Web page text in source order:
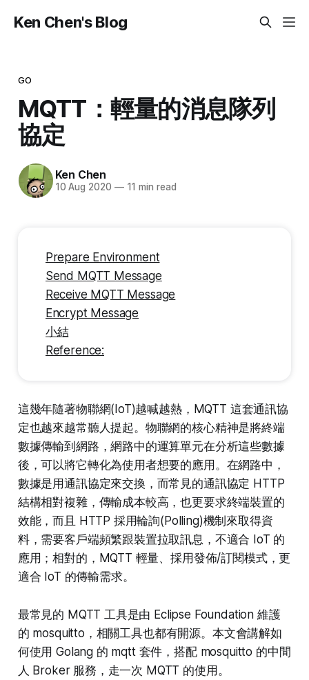
Ken Chen's Blog
GO
MQTT：輕量的消息隊列
協定
Ken Chen
10 Aug 2020 —11 min read
Prepare Environment
Send MQTT Message
Receive MQTT Message
Encrypt Message
小結
Reference:
這幾年隨著物聯網(IoT)越喊越熱，MQTT 這套通訊協
定也越來越常聽人提起。物聯網的核心精神是將終端
數據傳輸到網路，網路中的運算單元在分析這些數據
後，可以將它轉化為使用者想要的應用。在網路中，
數據是用通訊協定來交換，而常見的通訊協定 HTTP
結構相對複雜，傳輸成本較高，也更要求終端裝置的
效能，而且 HTTP 採用輪詢(Polling)機制來取得資
料，需要客戶端頻繁跟裝置拉取訊息，不適合 IoT 的
應用；相對的，MQTT 輕量、採用發佈/訂閱模式，更
適合 IoT 的傳輸需求。
最常見的 MQTT 工具是由 Eclipse Foundation 維護
的 mosquitto，相關工具也都有開源。本文會講解如
何使用 Golang 的 mqtt 套件，搭配 mosquitto 的中間
人 Broker 服務，走一次 MQTT 的使用。